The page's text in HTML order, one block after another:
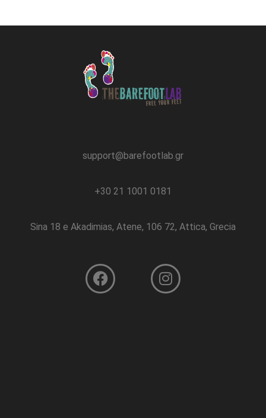
support@barefootlab.gr
+30 21 1001 0181
Sina 18 e Akadimias, Atene, 106 72, Attica, Grecia